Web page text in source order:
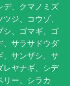
デ、クマノミズ
ジ、コウゾ、
シ、ゴマギ、ゴ
、サラサドウダ
、サンザシ、サ
レヤナギ、シデ
リー、シラカ